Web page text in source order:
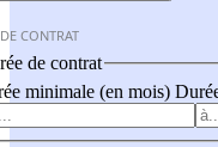
CONTRAT
de contrat
minimale (en mois)